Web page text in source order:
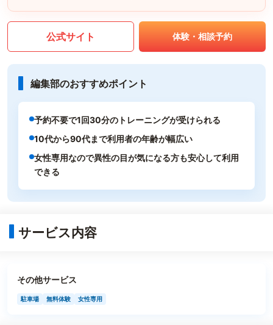
公式サイト 体験・相談予約
編集部のおすすめポイント
予約不要で1回30分のトレーニングが受けられる
10代から90代まで利用者の年齢が幅広い
女性専用なので異性の目が気になる方も安心して利用
できる
サービス内容
その他サービス
駐車場 無料体験 女性専用